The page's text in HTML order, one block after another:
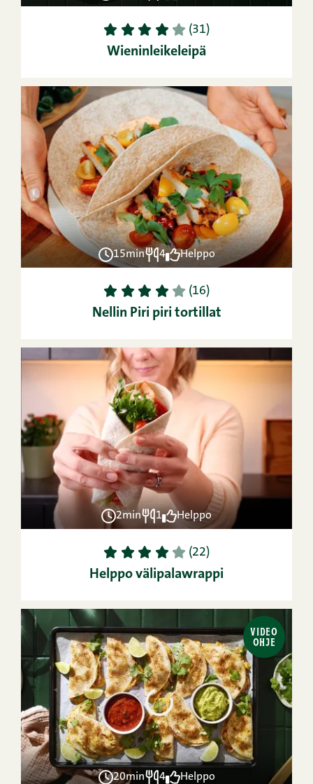
1 2 3 4 5 (31)
Wieninleikeleipä
15min 4 Helppo
1 2 3 4 5 (16)
Nellin Piri piri tortillat
2min 1 Helppo
1 2 3 4 5 (22)
Helppo välipalawrappi
VIDEO
OHJE
20min 4 Helppo